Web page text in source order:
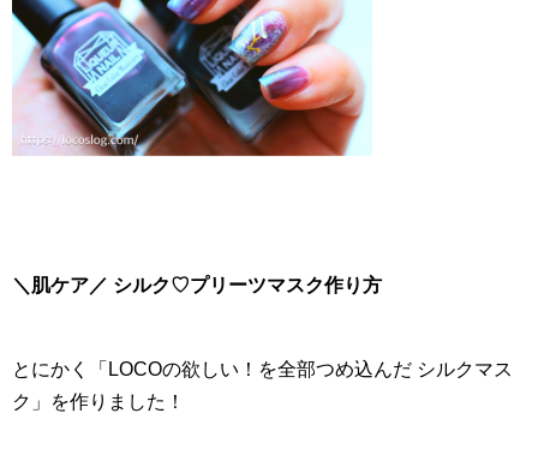
＼肌ケア／ シルク♡プリーツマスク作り方
とにかく「LOCOの欲しい！を全部つめ込んだ シルクマス
ク」を作りました！